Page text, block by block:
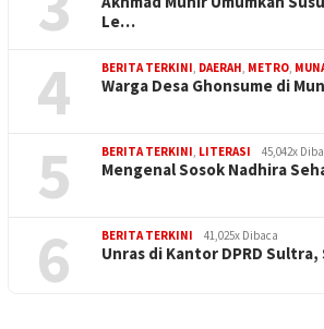
Le…
4 BERITA TERKINI, DAERAH, METRO,
Warga Desa Ghonsume di
5 BERITA TERKINI, LITERASI 45,042x
Mengenal Sosok Nadhira
6 BERITA TERKINI 41,025x Dibaca
Unras di Kantor DPRD